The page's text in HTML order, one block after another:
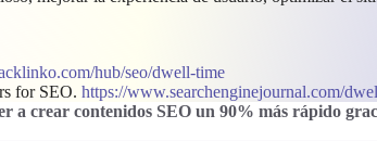
hub/seo/dwell-time
for SEO. https://www.searchenginejournal.com/
a crear contenidos SEO un 90% más rápido